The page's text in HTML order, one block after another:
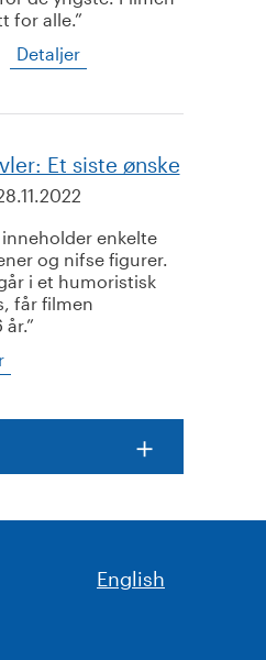
for alle.
Detaljer
Et siste ønske
enkelte
og nifse figurer.
i et humoristisk
får filmen
år.
English